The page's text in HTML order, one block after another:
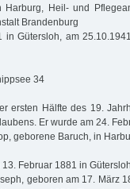
Heil- und
Brandenburg
in Gütersloh, am
34
ersten Hälfte des 19.
Er wurde am 24.
geborene Baruch, in
Februar 1881 in
geboren am 17. März